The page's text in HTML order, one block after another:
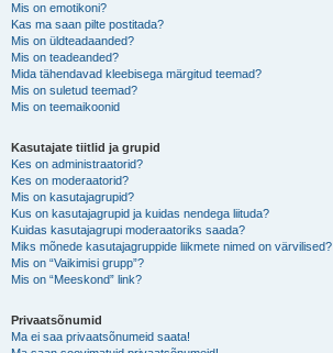
Mis on emotikoni?
Kas ma saan pilte postitada?
Mis on üldteadaanded?
Mis on teadeanded?
Mida tähendavad kleebisega märgitud teemad?
Mis on suletud teemad?
Mis on teemaikoonid
Kasutajate tiitlid ja grupid
Kes on administraatorid?
Kes on moderaatorid?
Mis on kasutajagrupid?
Kus on kasutajagrupid ja kuidas nendega liituda?
Kuidas kasutajagrupi moderaatoriks saada?
Miks mõnede kasutajagruppide liikmete nimed on värvilised?
Mis on “Vaikimisi grupp”?
Mis on “Meeskond” link?
Privaatsõnumid
Ma ei saa privaatsõnumeid saata!